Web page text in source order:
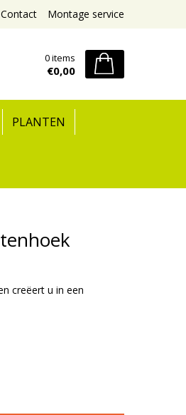
Montage service
Contact
0 items
€0,00
PLANTEN
creëert u in een